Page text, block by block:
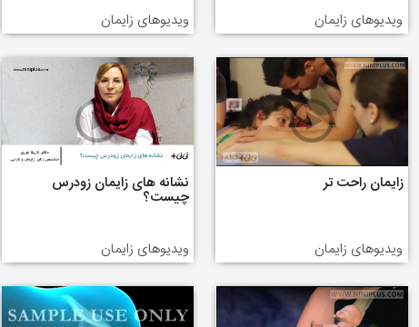
ویدیوهای زایمان ویدیوهای زایمان
زایمان راحت تر
ویدیوهای زایمان
نشانه های زایمان زودرس
چیست؟
ویدیوهای زایمان